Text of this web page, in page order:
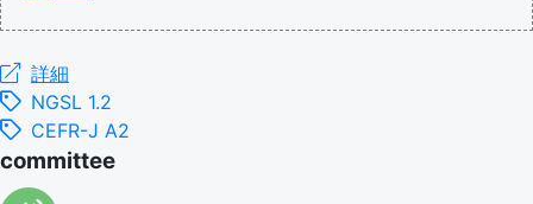
詳細
NGSL 1.2
CEFR-J A2
committee